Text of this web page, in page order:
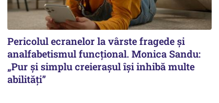
Pericolul ecranelor la vârste fragede și
analfabetismul funcțional. Monica Sandu:
„Pur și simplu creierașul își inhibă multe
abilități”